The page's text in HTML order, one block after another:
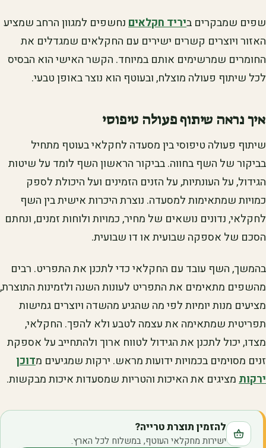
שפים שמבקרים ביריד חקלאיםנחשפים למגוון הרחב שמציע
האזור ויוצרים קשרים ישירים עם החקלאים שמגדלים את
החומרים שמרשימים אותם במיוחד. הקשר האישי הוא הבסיס
לכל שיתוף פעולה מוצלח, ובעוטף הוא נוצר באופן טבעי.
איך נראה שיתוף פעולה טיפוסי
שיתוף פעולה טיפוסי בין מסעדה לחקלאי בעוטף מתחיל
בביקור של השף בחווה. בביקור הראשון השף לומד על שיטות
הגידול, על העונתיות, על הזנים הזמינים ועל היכולת לספק
כמויות שמתאימות למסעדה. נוצרת היכרות אישית בין השף
לחקלאי, נדונים נושאים של מחיר, כמויות ולוחות זמנים, ונחתם
הסכם של אספקה שבועית או דו שבועית.
בהמשך, השף עובד עם החקלאי כדי לתכנן את התפריט. רבים
מהשפים מתאימים את התפריט לעונות השנה ולזמינות התוצרת,
מציעים מנות יומיות לפי מה שהגיע מהשדה ויוצרים גמישות
תפריטית שמתאימה את עצמה לטבע ולא להפך. החקלאי,
מצדו, יכול לתכנן את הגידול לטווח ארוך ולהתחייב על אספקת
זנים מסוימים בכמויות ידועות מראש. ירקות שמגיעים מדוכן
ירקותמציגים את האיכות והטריות שמסעדות איכות מבקשות.
להזמין תוצרת טרייה?
ישירות מחקלאי העוטף, במשלוח לכל הארץ.